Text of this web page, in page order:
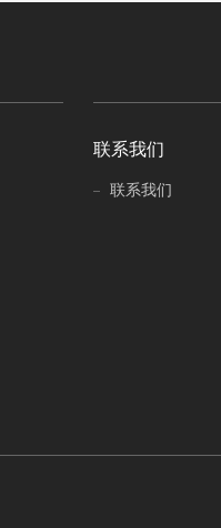
联系我们
联系我们